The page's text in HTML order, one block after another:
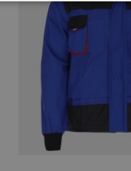
ΑΠΟΛΎΤΩΣ ΑΠΑΡΑΊΤΗΤΑ
ΜΗ ΤΑΞΙΝΟΜΗΜΈΝΑ